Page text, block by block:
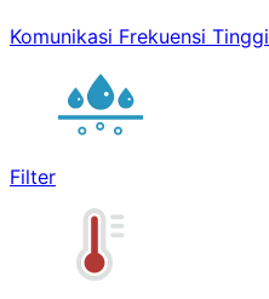
Komunikasi Frekuensi Tinggi
Filter